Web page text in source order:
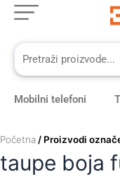
Skip
content
Mobilni telefoni
Početna / Proizvodi
taupe boja